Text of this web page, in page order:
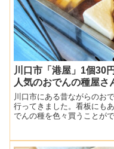
川口市「港屋」1個30
人気のおでんの種屋さ
川口市にある昔ながらのお
行ってきました。看板にも
でんの種を色々買うことが